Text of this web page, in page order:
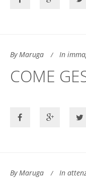
By Maruga In
COME
By Maruga In